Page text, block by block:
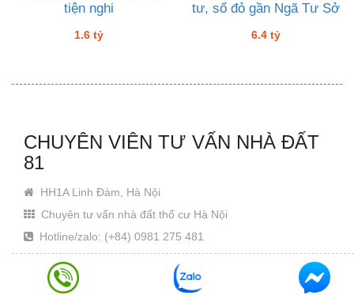
tiện nghi
1.6 tỷ
tư, sổ đỏ gần Ngã Tư Sở
6.4 tỷ
CHUYÊN VIÊN TƯ VẤN NHÀ ĐẤT
81
HH1A Linh Đàm, Hà Nội
Chuyên tư vấn nhà đất thổ cư Hà Nội
Hotline/zalo: (+84) 0981 275 481